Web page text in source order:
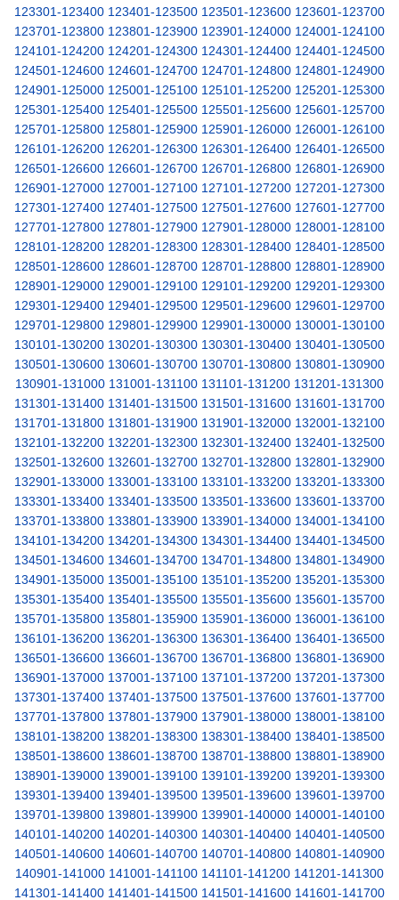
123301-123400 123401-123500 123501-123600 123601-123700
123701-123800 123801-123900 123901-124000 124001-124100
124101-124200 124201-124300 124301-124400 124401-124500
124501-124600 124601-124700 124701-124800 124801-124900
124901-125000 125001-125100 125101-125200 125201-125300
125301-125400 125401-125500 125501-125600 125601-125700
125701-125800 125801-125900 125901-126000 126001-126100
126101-126200 126201-126300 126301-126400 126401-126500
126501-126600 126601-126700 126701-126800 126801-126900
126901-127000 127001-127100 127101-127200 127201-127300
127301-127400 127401-127500 127501-127600 127601-127700
127701-127800 127801-127900 127901-128000 128001-128100
128101-128200 128201-128300 128301-128400 128401-128500
128501-128600 128601-128700 128701-128800 128801-128900
128901-129000 129001-129100 129101-129200 129201-129300
129301-129400 129401-129500 129501-129600 129601-129700
129701-129800 129801-129900 129901-130000 130001-130100
130101-130200 130201-130300 130301-130400 130401-130500
130501-130600 130601-130700 130701-130800 130801-130900
130901-131000 131001-131100 131101-131200 131201-131300
131301-131400 131401-131500 131501-131600 131601-131700
131701-131800 131801-131900 131901-132000 132001-132100
132101-132200 132201-132300 132301-132400 132401-132500
132501-132600 132601-132700 132701-132800 132801-132900
132901-133000 133001-133100 133101-133200 133201-133300
133301-133400 133401-133500 133501-133600 133601-133700
133701-133800 133801-133900 133901-134000 134001-134100
134101-134200 134201-134300 134301-134400 134401-134500
134501-134600 134601-134700 134701-134800 134801-134900
134901-135000 135001-135100 135101-135200 135201-135300
135301-135400 135401-135500 135501-135600 135601-135700
135701-135800 135801-135900 135901-136000 136001-136100
136101-136200 136201-136300 136301-136400 136401-136500
136501-136600 136601-136700 136701-136800 136801-136900
136901-137000 137001-137100 137101-137200 137201-137300
137301-137400 137401-137500 137501-137600 137601-137700
137701-137800 137801-137900 137901-138000 138001-138100
138101-138200 138201-138300 138301-138400 138401-138500
138501-138600 138601-138700 138701-138800 138801-138900
138901-139000 139001-139100 139101-139200 139201-139300
139301-139400 139401-139500 139501-139600 139601-139700
139701-139800 139801-139900 139901-140000 140001-140100
140101-140200 140201-140300 140301-140400 140401-140500
140501-140600 140601-140700 140701-140800 140801-140900
140901-141000 141001-141100 141101-141200 141201-141300
141301-141400 141401-141500 141501-141600 141601-141700